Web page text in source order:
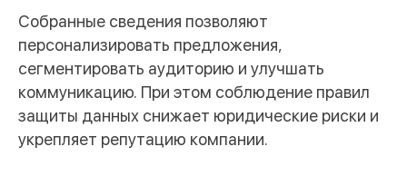
Собранные сведения позволяют
персонализировать предложения,
сегментировать аудиторию и улучшать
коммуникацию. При этом соблюдение правил
защиты данных снижает юридические риски и
укрепляет репутацию компании.